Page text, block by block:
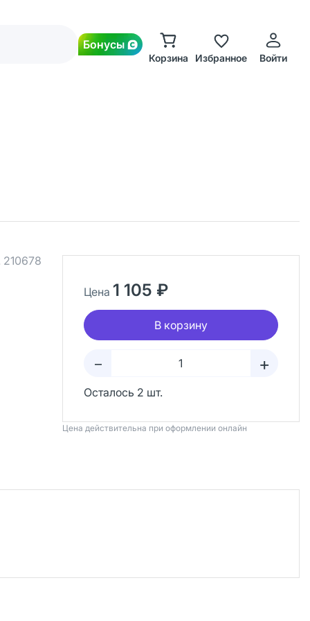
Бонусы
Корзина Избранное Войти
210678
Цена 1 105 ₽
В корзину
– +
Осталось 2 шт.
Цена действительна при оформлении онлайн